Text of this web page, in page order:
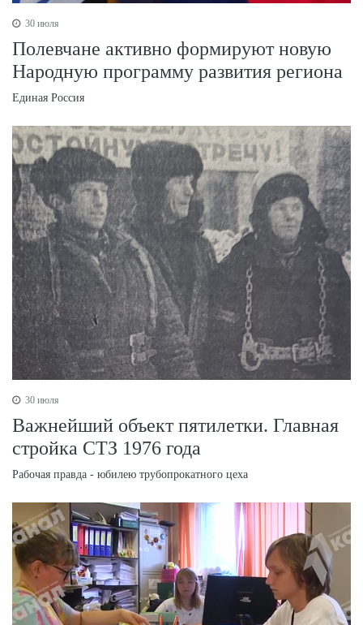
30 июля
Полевчане активно формируют новую
Народную программу развития региона
Единая Россия
30 июля
Важнейший объект пятилетки. Главная
стройка СТЗ 1976 года
Рабочая правда - юбилею трубопрокатного цеха